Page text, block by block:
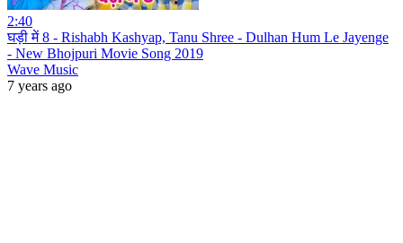
2:40
घड़ी में 8 - Rishabh Kashyap, Tanu Shree - Dulhan Hum Le Jayenge
- New Bhojpuri Movie Song 2019
Wave Music
7 years ago